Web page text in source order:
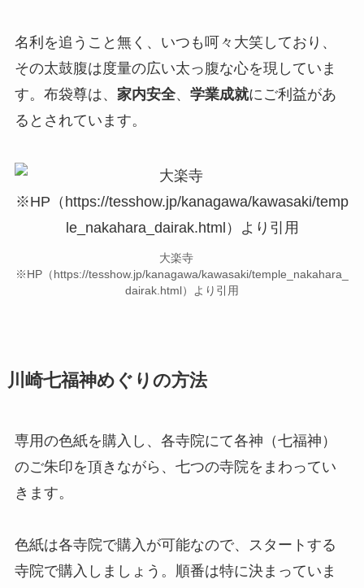
名利を追うこと無く、いつも呵々大笑しており、
その太鼓腹は度量の広い太っ腹な心を現していま
す。布袋尊は、 家内安全、 学業成就にご利益があ
るとされています。
大楽寺
※HP（https://tesshow.jp/kanagawa/kawasaki/temple_nakahara_
dairak.html）より引用
川崎七福神めぐりの方法
専用の色紙を購入し、各寺院にて各神（七福神）
のご朱印を頂きながら、七つの寺院をまわってい
きます。
色紙は各寺院で購入が可能なので、スタートする
寺院で購入しましょう。順番は特に決まっていま